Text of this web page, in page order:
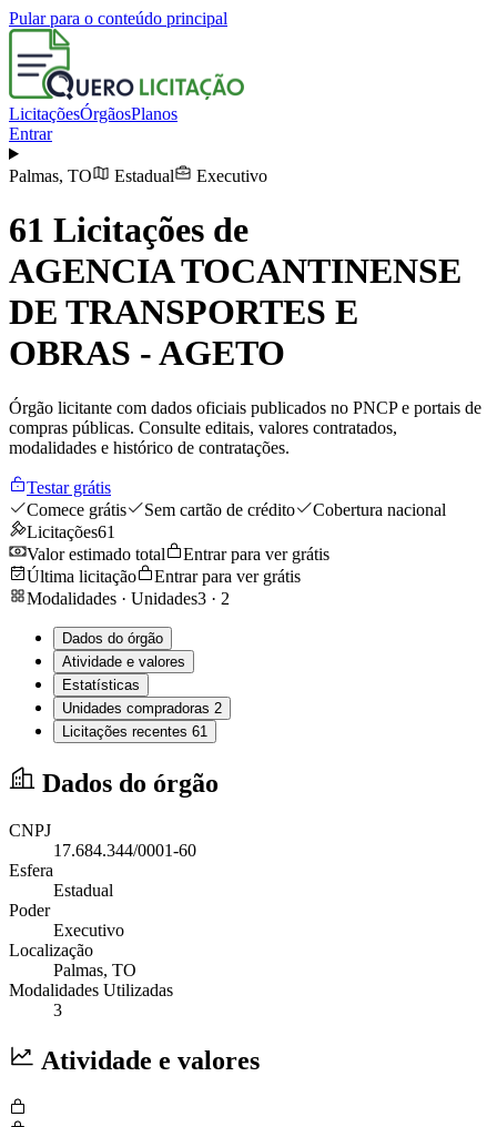
Pular para o conteúdo principal
LicitaçõesÓrgãosPlanos
Entrar
Palmas, TO Estadual Executivo
61 Licitações de
AGENCIA TOCANTINENSE
DE TRANSPORTES E
OBRAS - AGETO
Órgão licitante com dados oficiais publicados no PNCP e portais de
compras públicas. Consulte editais, valores contratados,
modalidades e histórico de contratações.
Testar grátis
Comece grátis
Sem cartão de crédito
Cobertura nacional
Licitações61
Valor estimado total
Entrar para ver grátis
Última licitação
Entrar para ver grátis
Modalidades · Unidades3 · 2
Dados do órgão
Atividade e valores
Estatísticas
Unidades compradoras 2
Licitações recentes 61
Dados do órgão
CNPJ
17.684.344/0001-60
Esfera
Estadual
Poder
Executivo
Localização
Palmas, TO
Modalidades Utilizadas
3
Atividade e valores